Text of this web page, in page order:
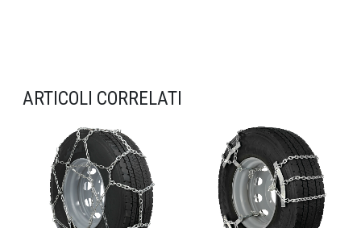
ARTICOLI CORRELATI